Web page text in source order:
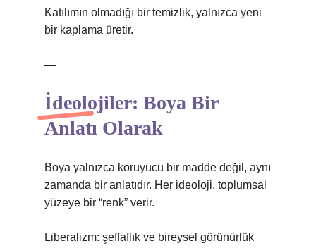
Katılımın olmadığı bir temizlik, yalnızca yeni
bir kaplama üretir.
—
İdeolojiler: Boya Bir
Anlatı Olarak
Boya yalnızca koruyucu bir madde değil, aynı
zamanda bir anlatıdır. Her ideoloji, toplumsal
yüzeye bir “renk” verir.
Liberalizm: şeffaflık ve bireysel görünürlük